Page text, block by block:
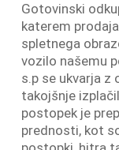
Gotovinski
katerem
spletnega
vozilo našemu
s.p se ukvarja z
takojšnje
postopek je
prednosti, kot